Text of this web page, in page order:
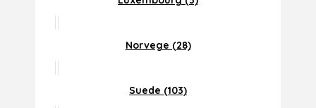
Norvege (28)
Suede (103)